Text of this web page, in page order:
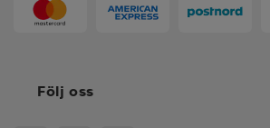
Följ oss